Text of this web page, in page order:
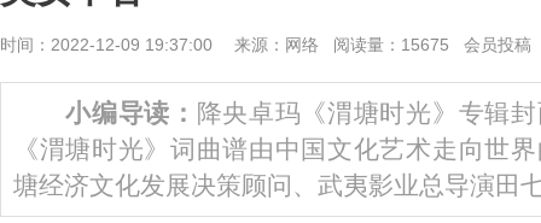
时间：2022-12-09 19:37:00 来源：网络 阅读量：15675 会员投稿
小编导读： 降央卓玛《渭塘时光》专辑
《渭塘时光》词曲谱由中国文化艺术走向世
塘经济文化发展决策顾问、武夷影业总导演田